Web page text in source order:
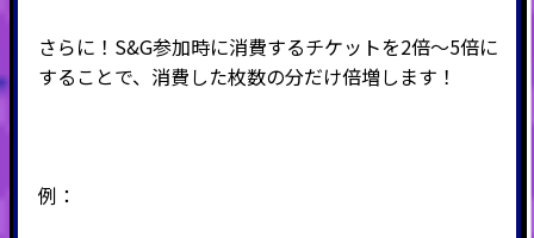
さらに！S&G参加時に消費するチケットを2倍～5倍に
することで、消費した枚数の分だけ倍増します！
例：